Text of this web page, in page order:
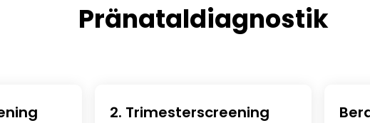
Pränataldiagnostik
2. Trimesterscreening